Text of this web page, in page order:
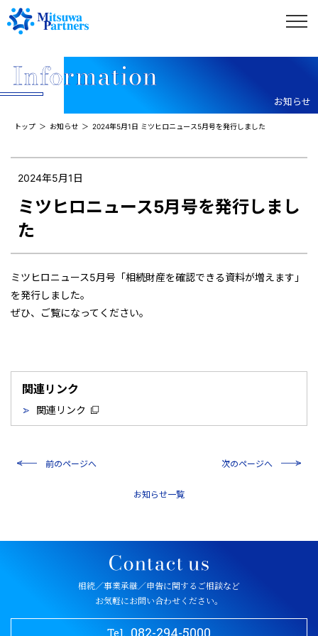
お知らせ
トップ お知らせ 2024年5月1日 ミツヒロニュース5月号を発行しました
2024年5月1日
ミツヒロニュース5月号を発行しまし
た
ミツヒロニュース5月号「相続財産を確認できる資料が増えます」
を発行しました。
ぜひ、ご覧になってください。
関連リンク
関連リンク
前のページへ
一覧
次のページへ
相続／事業承継／申告に関するご相談など
お気軽にお問い合わせください。
Tel.